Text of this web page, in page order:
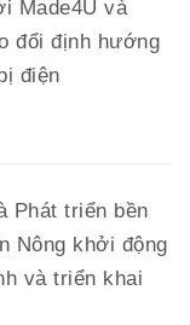
Made4U và
đổi định hướng
điện
Phát triển bền
Nông khởi động
và triển khai